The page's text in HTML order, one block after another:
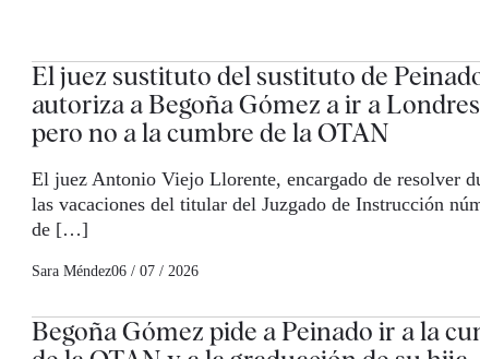
El juez sustituto del sustituto de
autoriza a Begoña Gómez a ir a
pero no a la cumbre de la OTAN
El juez Antonio Viejo Llorente, encargado de resolver
las vacaciones del titular del Juzgado de Instrucción
de […]
Sara Méndez06 / 07 / 2026
Begoña Gómez pide a Peinado ir a la